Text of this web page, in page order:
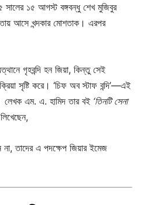
১৫ আগস্ট বঙ্গবন্ধু শেখ মুজিবুর
আসে খন্দকার মোশতাক। এরপর
গৃহবন্দি হন জিয়া, কিন্তু সেই
সৃষ্টি করে। ‘চিফ অব স্টাফ বন্দি’—এই
লেখক এম. এ. হামিদ তার বই ‘তিনটি সেনা
তাদের এ পদক্ষেপ জিয়ার ইমেজ